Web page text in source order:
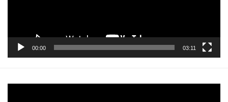
00:00 03:11